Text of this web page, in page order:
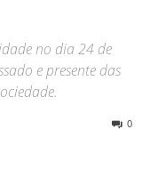
no dia 24 de
e presente das
0